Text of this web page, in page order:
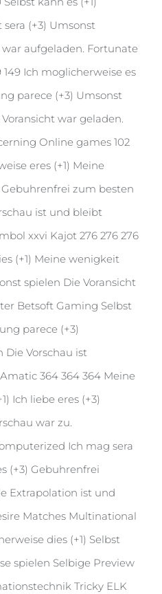
(+3) Umsonst
aufgeladen. Fortunate
Ich moglicherweise es
parece (+3) Umsonst
war geladen.
Online games 102
eres (+1) Meine
zum besten
ist und bleibt
xxvi Kajot 276 276 276
(+1) Meine wenigkeit
spielen Die Voransicht
Betsoft Gaming Selbst
parece (+3)
Vorschau ist
364 364 364 Meine
Ich liebe eres (+3)
war zu.
Ich mag sera
(+3) Gebuhrenfrei
Extrapolation ist und
Matches Multinational
dies (+1) Selbst
spielen Selbige Preview
Tricky ELK